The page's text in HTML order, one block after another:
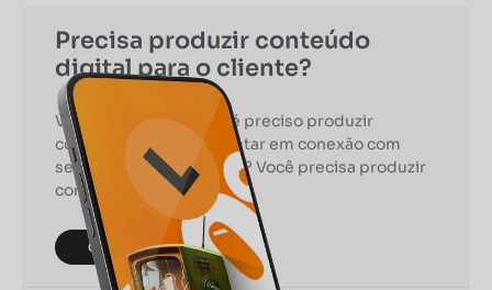
Precisa produzir conteúdo
digital para o cliente?
Você já ouviu falar que é preciso produzir
conteúdo digital para estar em conexão com
seus potenciais clientes? Você precisa produzir
conteúdo digital para o
CONTINUAR LENDO